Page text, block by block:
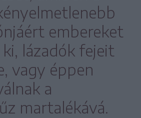
embereket
ki, lázadók fejeit
vagy éppen
a
martalékává.